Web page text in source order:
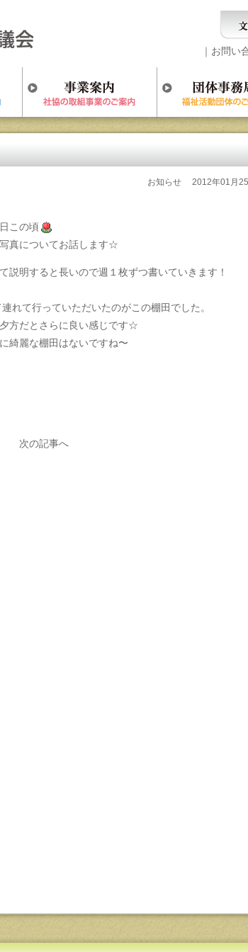
｜ お問い
2012年01月
お知らせ
この頃
真についてお話します☆
説明すると長いので週１枚ずつ書いていきます！
れて行っていただいたのがこの棚田でした。
方だとさらに良い感じです☆
綺麗な棚田はないですね〜
次の記事へ